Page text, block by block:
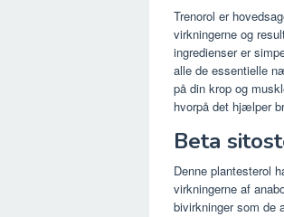
Trenorol er
virkningerne og
ingredienser er
alle de essentielle
på din krop og
hvorpå det hjælper
Beta
Denne plantesterol
virkningerne af
bivirkninger som de